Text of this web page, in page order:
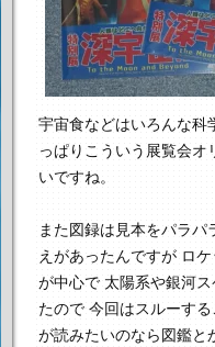
宇宙食などはいろんな科
っぱりこういう展覧会オ
いですね。
また図録は見本をパラ
えがあったんですが ロ
が中心で 太陽系や銀河
たので 今回はスルーする
が読みたいのなら図鑑と